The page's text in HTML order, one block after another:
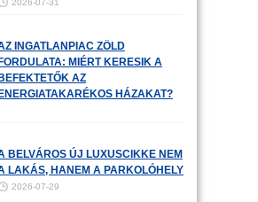
2026-07-31
INGATLANPIAC ZÖLD
FORDULATA: MIÉRT KERESIK A
BEFEKTETŐK AZ
ENERGIATAKARÉKOS HÁZAKAT?
BELVÁROS ÚJ LUXUSCIKKE NEM
LAKÁS, HANEM A PARKOLÓHELY
2026-07-29